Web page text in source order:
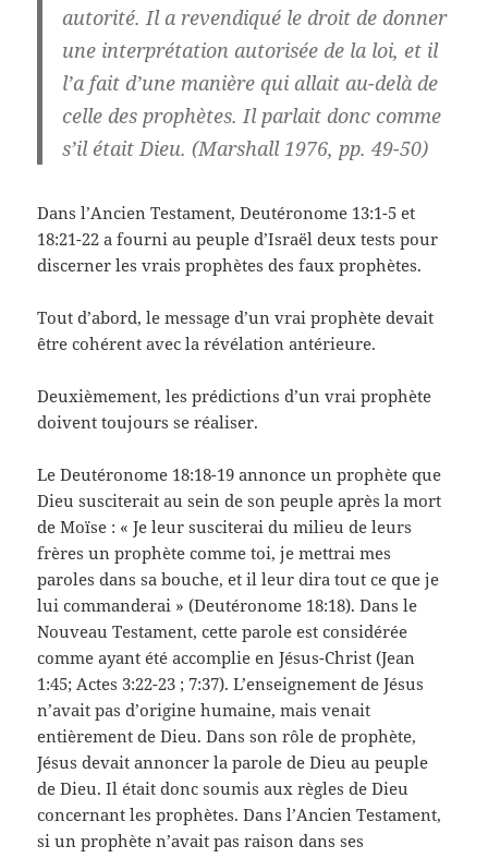
autorité. Il a revendiqué le droit de donner
une interprétation autorisée de la loi, et il
l’a fait d’une manière qui allait au-delà de
celle des prophètes. Il parlait donc comme
s’il était Dieu. (Marshall 1976, pp. 49-50)
Dans l’Ancien Testament, Deutéronome 13:1-5 et
18:21-22 a fourni au peuple d’Israël deux tests pour
discerner les vrais prophètes des faux prophètes.
Tout d’abord, le message d’un vrai prophète devait
être cohérent avec la révélation antérieure.
Deuxièmement, les prédictions d’un vrai prophète
doivent toujours se réaliser.
Le Deutéronome 18:18-19 annonce un prophète que
Dieu susciterait au sein de son peuple après la mort
de Moïse : « Je leur susciterai du milieu de leurs
frères un prophète comme toi, je mettrai mes
paroles dans sa bouche, et il leur dira tout ce que je
lui commanderai » (Deutéronome 18:18). Dans le
Nouveau Testament, cette parole est considérée
comme ayant été accomplie en Jésus-Christ (Jean
1:45; Actes 3:22-23 ; 7:37). L’enseignement de Jésus
n’avait pas d’origine humaine, mais venait
entièrement de Dieu. Dans son rôle de prophète,
Jésus devait annoncer la parole de Dieu au peuple
de Dieu. Il était donc soumis aux règles de Dieu
concernant les prophètes. Dans l’Ancien Testament,
si un prophète n’avait pas raison dans ses